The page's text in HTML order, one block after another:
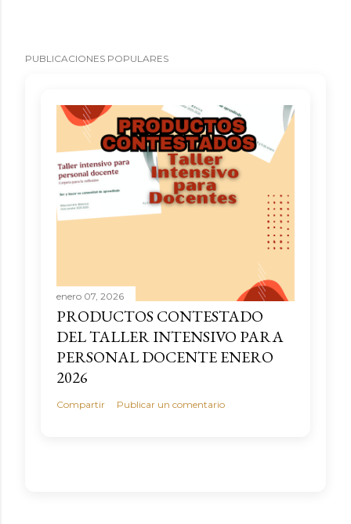
PUBLICACIONES POPULARES
enero 07, 2026
PRODUCTOS CONTESTADO
DEL TALLER INTENSIVO PARA
PERSONAL DOCENTE ENERO
2026
Compartir Publicar un comentario